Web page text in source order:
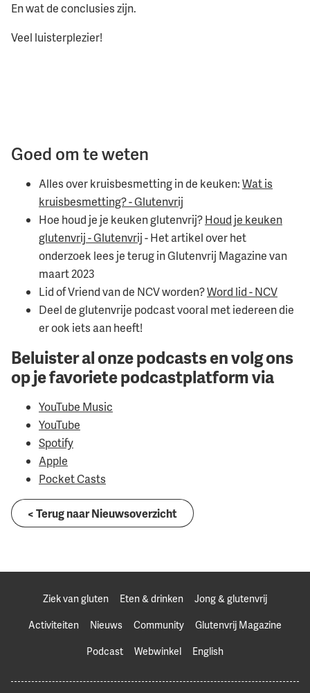
En wat de conclusies zijn.
Veel luisterplezier!
Goed om te weten
Alles over kruisbesmetting in de keuken:⁠Wat is
kruisbesmetting? - Glutenvrij⁠
Hoe houd je je keuken glutenvrij?⁠Houd je keuken
glutenvrij - Glutenvrij⁠- Het artikel over het
onderzoek lees je terug in Glutenvrij Magazine van
maart 2023
Lid of Vriend van de NCV worden?⁠Word lid - NCV⁠
Deel de glutenvrije podcast vooral met iedereen die
er ook iets aan heeft!
Beluister al onze podcasts en volg ons
op je favoriete podcastplatform via
YouTube Music
YouTube
Spotify
Apple
Pocket Casts
< Terug naar Nieuwsoverzicht
Ziek van gluten Eten & drinken
Jong & glutenvrij
Activiteiten
Nieuws Community
Glutenvrij Magazine
Podcast
Webwinkel English